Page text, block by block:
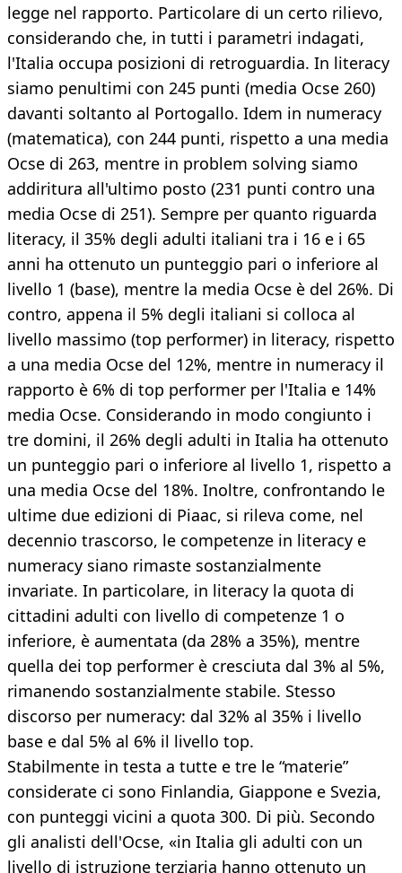
legge nel rapporto. Particolare di un certo rilievo,
considerando che, in tutti i parametri indagati,
l'Italia occupa posizioni di retroguardia. In literacy
siamo penultimi con 245 punti (media Ocse 260)
davanti soltanto al Portogallo. Idem in numeracy
(matematica), con 244 punti, rispetto a una media
Ocse di 263, mentre in problem solving siamo
addiritura all'ultimo posto (231 punti contro una
media Ocse di 251). Sempre per quanto riguarda
literacy, il 35% degli adulti italiani tra i 16 e i 65
anni ha ottenuto un punteggio pari o inferiore al
livello 1 (base), mentre la media Ocse è del 26%. Di
contro, appena il 5% degli italiani si colloca al
livello massimo (top performer) in literacy, rispetto
a una media Ocse del 12%, mentre in numeracy il
rapporto è 6% di top performer per l'Italia e 14%
media Ocse. Considerando in modo congiunto i
tre domini, il 26% degli adulti in Italia ha ottenuto
un punteggio pari o inferiore al livello 1, rispetto a
una media Ocse del 18%. Inoltre, confrontando le
ultime due edizioni di Piaac, si rileva come, nel
decennio trascorso, le competenze in literacy e
numeracy siano rimaste sostanzialmente
invariate. In particolare, in literacy la quota di
cittadini adulti con livello di competenze 1 o
inferiore, è aumentata (da 28% a 35%), mentre
quella dei top performer è cresciuta dal 3% al 5%,
rimanendo sostanzialmente stabile. Stesso
discorso per numeracy: dal 32% al 35% i livello
base e dal 5% al 6% il livello top.
Stabilmente in testa a tutte e tre le “materie”
considerate ci sono Finlandia, Giappone e Svezia,
con punteggi vicini a quota 300. Di più. Secondo
gli analisti dell'Ocse, «in Italia gli adulti con un
livello di istruzione terziaria hanno ottenuto un